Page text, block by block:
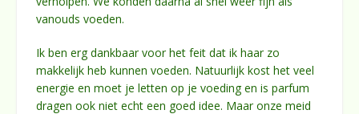
vanouds voeden.
Ik ben erg dankbaar voor het feit dat ik haar zo
makkelijk heb kunnen voeden. Natuurlijk kost het veel
energie en moet je letten op je voeding en is parfum
dragen ook niet echt een goed idee. Maar onze meid